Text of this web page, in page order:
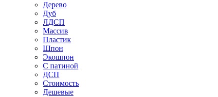
Дерево
Дуб
ЛДСП
Массив
Пластик
Шпон
Экошпон
С патиной
ДСП
Стоимость
Дешевые